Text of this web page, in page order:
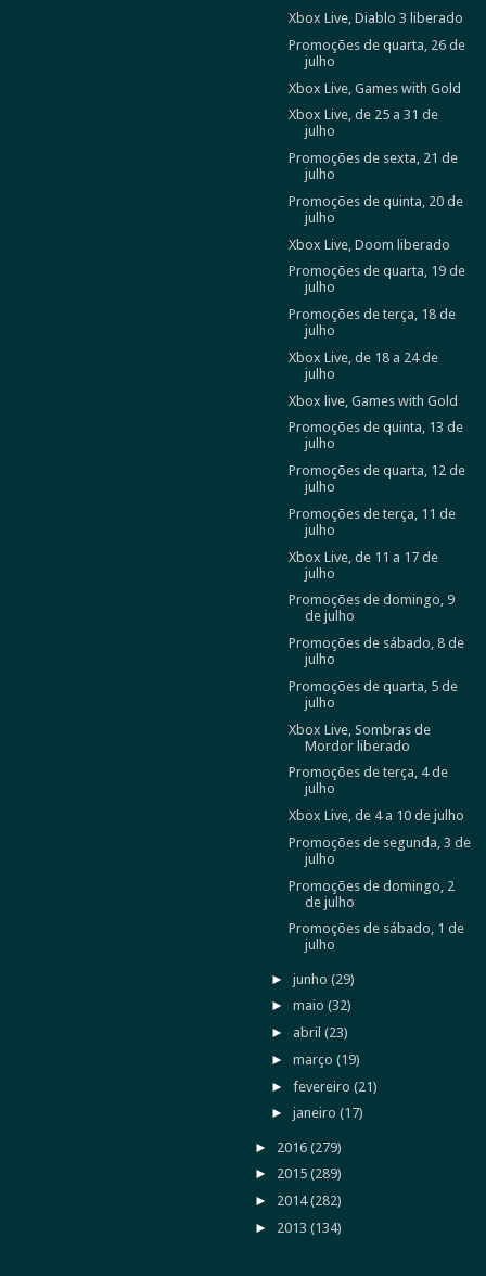
Xbox Live, Diablo 3 liberado
Promoções de quarta, 26 de
julho
Xbox Live, Games with Gold
Xbox Live, de 25 a 31 de
julho
Promoções de sexta, 21 de
julho
Promoções de quinta, 20 de
julho
Xbox Live, Doom liberado
Promoções de quarta, 19 de
julho
Promoções de terça, 18 de
julho
Xbox Live, de 18 a 24 de
julho
Xbox live, Games with Gold
Promoções de quinta, 13 de
julho
Promoções de quarta, 12 de
julho
Promoções de terça, 11 de
julho
Xbox Live, de 11 a 17 de
julho
Promoções de domingo, 9
de julho
Promoções de sábado, 8 de
julho
Promoções de quarta, 5 de
julho
Xbox Live, Sombras de
Mordor liberado
Promoções de terça, 4 de
julho
Xbox Live, de 4 a 10 de julho
Promoções de segunda, 3 de
julho
Promoções de domingo, 2
de julho
Promoções de sábado, 1 de
julho
►junho(29)
►maio(32)
► abril(23)
►março(19)
►fevereiro(21)
►janeiro(17)
► 2016 (279)
► 2015 (289)
► 2014(282)
► 2013 (134)